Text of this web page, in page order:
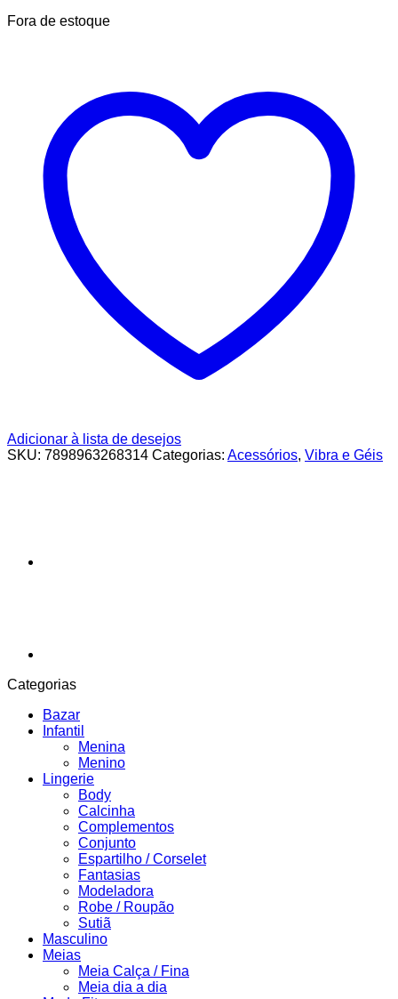
Fora de estoque
Adicionar à lista de desejos
SKU: 7898963268314 Categorias: Acessórios, Vibra e Géis
Categorias
Bazar
Infantil
Menina
Menino
Lingerie
Body
Calcinha
Complementos
Conjunto
Espartilho / Corselet
Fantasias
Modeladora
Robe / Roupão
Sutiã
Masculino
Meias
Meia Calça / Fina
Meia dia a dia